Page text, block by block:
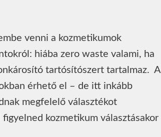
venni a kozmetikumok
hiába zero waste valami, ha
tartósítószert tartalmaz. A
érhető el – de itt inkább
megfelelő választékot
kozmetikum választásakor